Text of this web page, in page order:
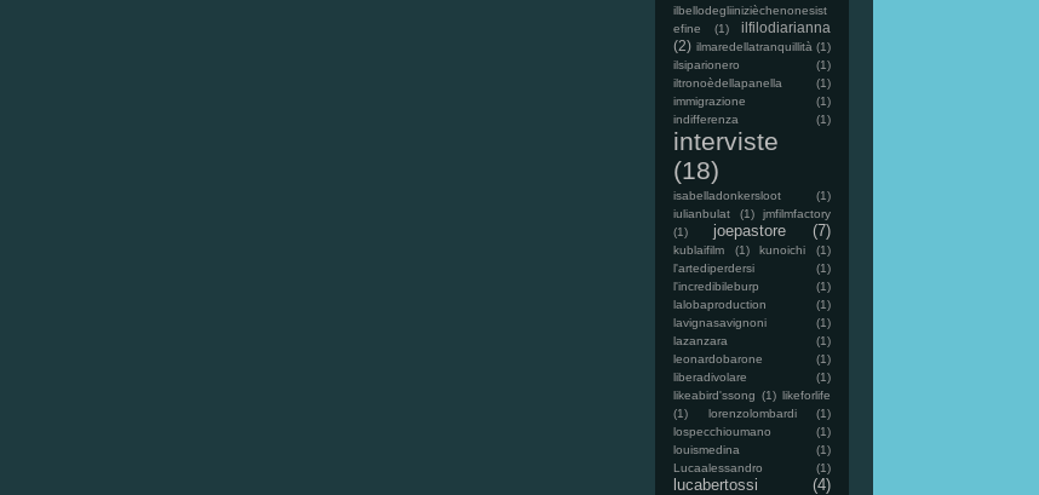
ilbellodegliinizièchenonesist
efine
(1)
ilfilodiarianna
(2) ilmaredellatranquillità (1)
ilsiparionero
(1)
iltronoèdellapanella
(1)
immigrazione
(1)
indifferenza
(1)
interviste
(18)
isabelladonkersloot
(1)
iulianbulat
(1)
jmfilmfactory
(1)
joepastore (7)
kublaifilm (1) kunoichi
(1)
l'artediperdersi
(1)
l'incredibileburp
(1)
lalobaproduction
(1)
lavignasavignoni
(1)
lazanzara
(1)
leonardobarone
(1)
liberadivolare
(1)
likeabird'ssong (1) likeforlife
(1)
lorenzolombardi
(1)
lospecchioumano
(1)
louismedina
(1)
Lucaalessandro
(1)
lucabertossi (4)